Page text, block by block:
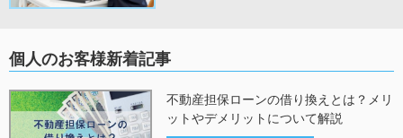
個人のお客様新着記事
不動産担保ローンの借り換えとは？メリ
ットやデメリットについて解説